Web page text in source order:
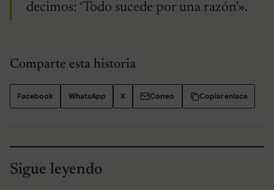
decimos: ‘Todo sucede por una razón'».
Comparte esta historia
Facebook WhatsApp X Correo Copiar enlace
Sigue leyendo